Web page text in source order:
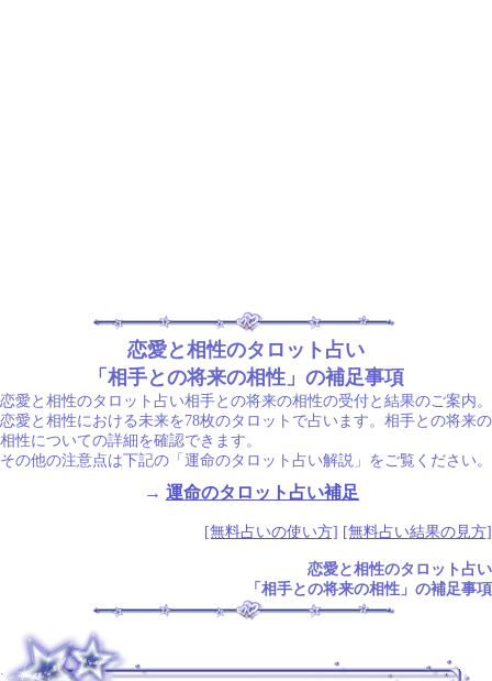
恋愛と相性のタロット占い
「相手との将来の相性」の補足事項
恋愛と相性のタロット占い相手との将来の相性の受付と結果のご案内。
恋愛と相性における未来を78枚のタロットで占います。相手との将来の
相性についての詳細を確認できます。
その他の注意点は下記の「運命のタロット占い解説」をご覧ください。
→ 運命のタロット占い補足
[無料占いの使い方] [無料占い結果の見方]
恋愛と相性のタロット占い
「相手との将来の相性」の補足事項